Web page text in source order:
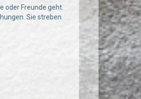
oder Freunde geht.
Sie streben